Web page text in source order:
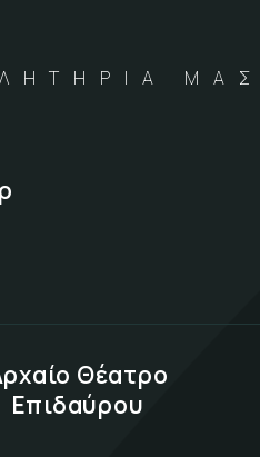
ΜΑΣ
Θέατρο
Επιδαύρου